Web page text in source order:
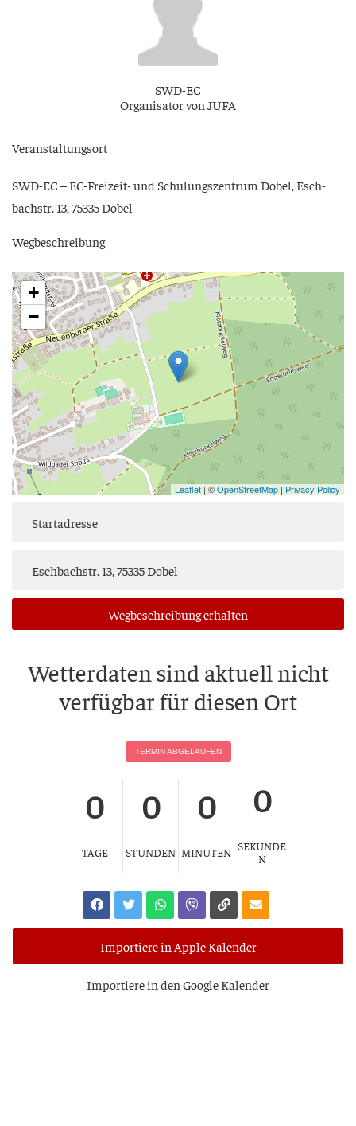
SWD-EC
Orga­ni­sa­tor von JUFA
Ver­an­stal­tungs­ort
SWD-EC – EC-Frei­zeit- und Schu­lungs­zen­trum Dobel, Esch­
bach­str. 13, 75335 Dobel
Weg­be­schrei­bung
+
−
Leaflet | ©OpenStreetMap | Privacy Policy
Weg­be­schrei­bung erhalten
Wet­ter­da­ten sind aktu­ell nicht
ver­füg­bar für die­sen Ort
TER­MIN ABGELAUFEN
0
TAGE
0
STUNDEN
0
MINUTEN
0
SEKUNDE
N
Importiere in Apple Kalender
Impor­tie­re in den Goog­le Kalender